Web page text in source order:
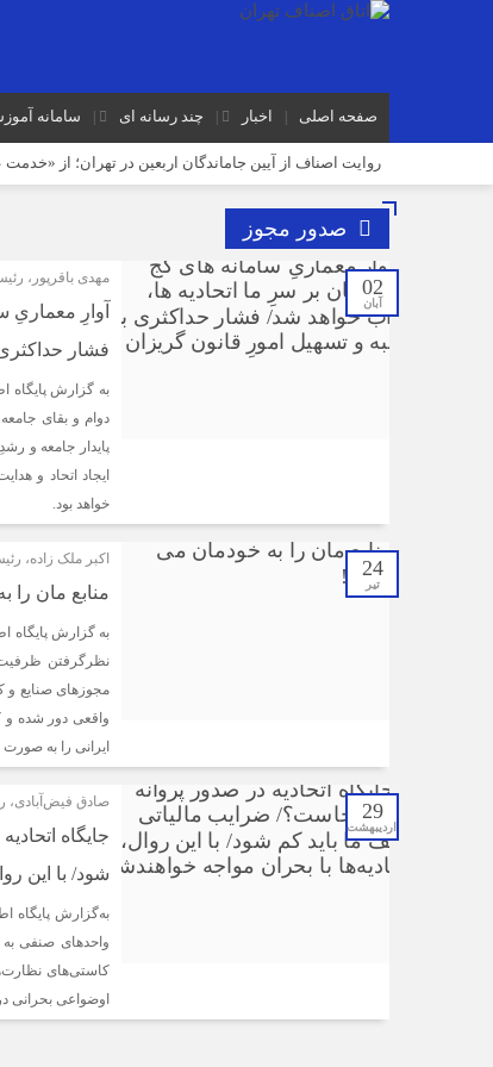
صفحه اصلی اخبار چند رسانه ای سامانه
روایت اصناف از آیین جاماندگان اربعین در تهران؛ از «خدمت
مردم افزایش بی رویه قیمت اجاره‌بها را از چشم مشاوران
رکود صنعت منسوجات، سفارش‌های رنگرزی و چاپ پارچه
سرشماره «MALIAT» تنها مرجع رسمی ارسال پیامک‌های سازمان امور مالیاتی
موکب جاماندگان اربعین اتاق اصناف تهران و اتحادیه های
صدور مجوز
02
آبان
مهدی باقرپور،
آوارِ معماریِ
فشار
به گزارش پایگاه
دوام و بقای
پایدار جامعه و
ایجاد اتحاد و
خواهد بود.
24
تیر
اکبر ملک زاده،
منابع مان
به گزارش پایگاه
نظرگرفتن
مجوزهای صنایع و
واقعی دور شده و
ایرانی را به
29
اردیبهشت
صادق فیض‌آبادی،
جایگاه
شود/ با این
به‌گزارش پایگاه
واحدهای صنفی
کاستی‌های
اوضواعی بحرانی